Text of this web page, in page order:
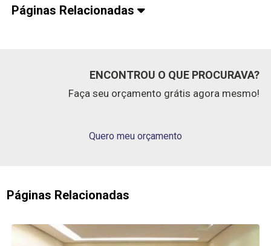
Páginas Relacionadas
ENCONTROU O QUE PROCURAVA?
Faça seu orçamento grátis agora mesmo!
Quero meu orçamento
Páginas Relacionadas